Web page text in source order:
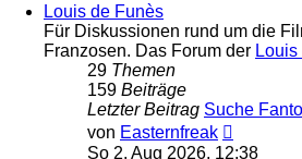
Louis de Funès
Für Diskussionen rund um die
Franzosen. Das Forum der
29 Themen
159 Beiträge
Letzter Beitrag Suche
von Easternfreak
Beitrag
So 2. Aug 2026, 12:38